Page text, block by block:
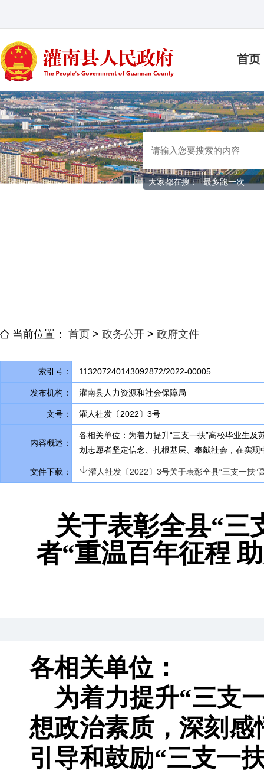
首页
大家都在搜： 最多跑一次
当前位置： 首页 > 政务公开 > 政府文件
索引号： 113207240143092872/2022-00005
发布机构： 灌南县人力资源和社会保障局
文号： 灌人社发〔2022〕3号
内容概述：
各相关单位：为着力提升“三支一扶”高校毕业生及
划志愿者坚定信念、扎根基层、奉献社会， 在实现
文件下载： 灌人社发〔2022〕3号关于表彰全县“三支一扶”
关于表彰全县“三
者“重温百年征程
各相关单位：
为着力提升“三支
想政治素质 ， 深刻感
引导和鼓励“三支一